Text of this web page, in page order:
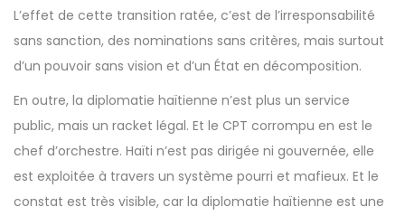
L’effet de cette transition ratée, c’est de l’irresponsabilité
sans sanction, des nominations sans critères, mais surtout
d’un pouvoir sans vision et d’un État en décomposition.
En outre, la diplomatie haïtienne n’est plus un service
public, mais un racket légal. Et le CPT corrompu en est le
chef d’orchestre. Haïti n’est pas dirigée ni gouvernée, elle
est exploitée à travers un système pourri et mafieux. Et le
constat est très visible, car la diplomatie haïtienne est une